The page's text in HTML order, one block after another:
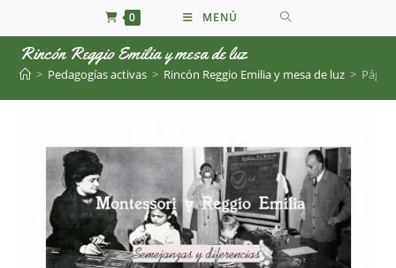
al
contenido
0 MENÚ
Rincón Reggio Emilia y mesa de luz
> Pedagogías activas > Rincón Reggio Emilia y mesa de luz >